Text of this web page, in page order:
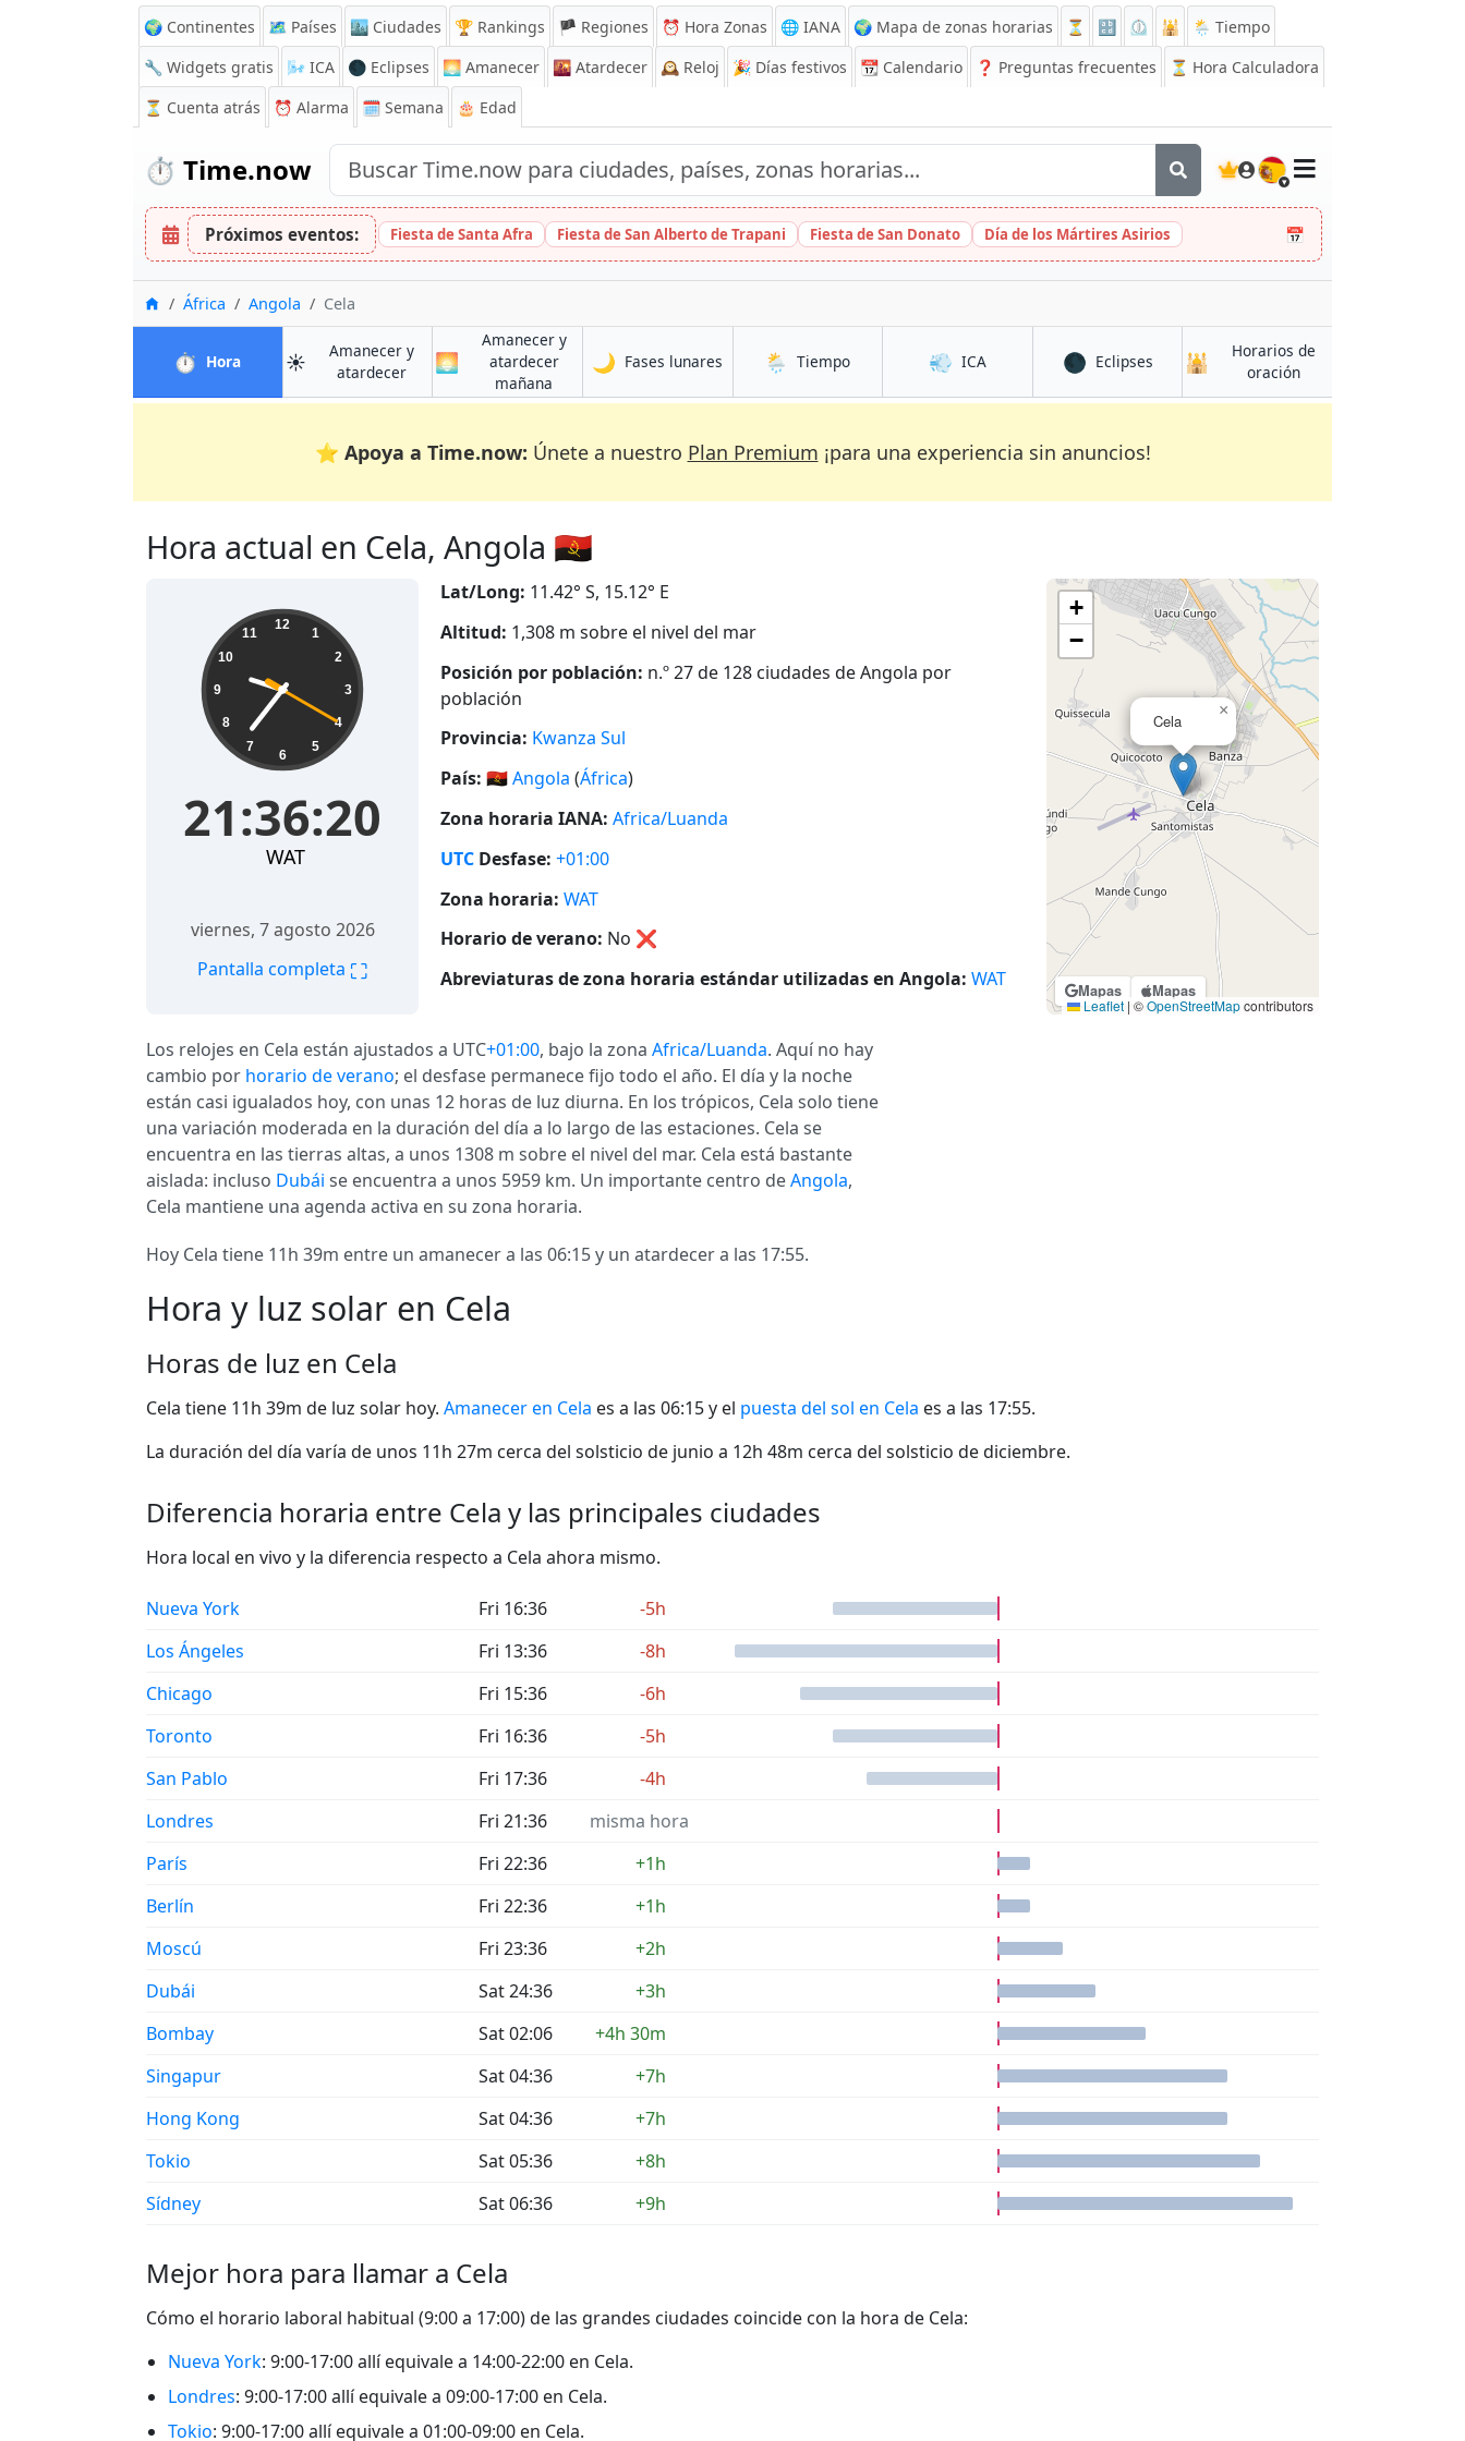
🌍 Continentes 🗺️ Países 🏙️ Ciudades 🏆 Rankings 🏴 Regiones ⏰ Hora Zonas 🌐 IANA 🌍 Mapa de zonas horarias ⏳ 🔡 ⏲️ 🕌
🌦️ Tiempo
🔧 Widgets gratis
🌬️ ICA 🌑 Eclipses 🌅 Amanecer 🌇 Atardecer 🕰️ Reloj 🎉 Días festivos 📆 Calendario ❓ Preguntas frecuentes
⏳ Hora Calculadora
⏳ Cuenta atrás ⏰ Alarma 🗓️ Semana 🎂 Edad
⏱️ Time.now 🇪🇸
Próximos eventos: Fiesta de Santa Afra Fiesta de San Alberto de Trapani Fiesta de San Donato Día de los Mártires Asirios 📅
InicioÁfrica Angola Cela
⏱️ Horaen Cela☀️
Amanecer y
atardeceren Cela
🌅
Amanecer y
atardecer
mañana
🌙 Fases lunares en Cela🌦️ Tiempoen Cela 💨 ICAen Cela 🌑 Eclipsesen Cela
🕌
Horarios de
oraciónen Cela
⭐ Apoya a Time.now: Únete a nuestro Plan Premium ¡para una experiencia sin anuncios!
Hora actual en Cela, Angola 🇦🇴
21:36:21 12
1
2
3
4
5
6
7
8
9
10
11
21:36:21
WAT
viernes, 7 agosto 2026
Pantalla completa ⛶
Lat/Long: 11.42° S, 15.12° E
Altitud: 1,308 m sobre el nivel del mar
Posición por población: n.º 27 de 128 ciudades de Angola por
población
Provincia: Kwanza Sul
País: 🇦🇴Angola (África)
Zona horaria IANA: Africa/Luanda
UTC Desfase: +01:00
Zona horaria: WAT
Horario de verano: No ❌
Abreviaturas de zona horaria estándar utilizadas en Angola: WAT Mapas Mapas
Cela
×
+
−
Leaflet | ©OpenStreetMapcontributors
Los relojes en Cela están ajustados a UTC+01:00, bajo la zona Africa/Luanda. Aquí no hay
cambio por horario de verano; el desfase permanece fijo todo el año. El día y la noche
están casi igualados hoy, con unas 12 horas de luz diurna. En los trópicos, Cela solo tiene
una variación moderada en la duración del día a lo largo de las estaciones. Cela se
encuentra en las tierras altas, a unos 1308 m sobre el nivel del mar. Cela está bastante
aislada: incluso Dubái se encuentra a unos 5959 km. Un importante centro deAngola,
Cela mantiene una agenda activa en su zona horaria.
Hoy Cela tiene 11h 39m entre un amanecer a las 06:15 y un atardecer a las 17:55.
Hora y luz solar en Cela
Horas de luz en Cela
Cela tiene 11h 39m de luz solar hoy. Amanecer en Cela es a las 06:15 y el puesta del sol en Cela es a las 17:55.
La duración del día varía de unos 11h 27m cerca del solsticio de junio a 12h 48m cerca del solsticio de diciembre.
Diferencia horaria entre Cela y las principales ciudades
Hora local en vivo y la diferencia respecto a Cela ahora mismo.
Nueva York Fri 16:36
-5h
Los Ángeles
Fri 13:36
-8h
Chicago
Fri 15:36
-6h
Toronto
Fri 16:36
-5h
San Pablo
Fri 17:36
-4h
Londres
Fri 21:36
misma hora
París
Fri 22:36
+1h
Berlín
Fri 22:36
+1h
Moscú
Fri 23:36
+2h
Dubái
Sat 24:36
+3h
Bombay
Sat 02:06
+4h 30m
Singapur
Sat 04:36
+7h
Hong Kong
Sat 04:36
+7h
Tokio
Sat 05:36
+8h
Sídney
Sat 06:36 +9h
Mejor hora para llamar a Cela
Cómo el horario laboral habitual (9:00 a 17:00) de las grandes ciudades coincide con la hora de Cela:
Nueva York: 9:00-17:00 allí equivale a 14:00-22:00 en Cela.
Londres: 9:00-17:00 allí equivale a 09:00-17:00 en Cela.
Tokio: 9:00-17:00 allí equivale a 01:00-09:00 en Cela.